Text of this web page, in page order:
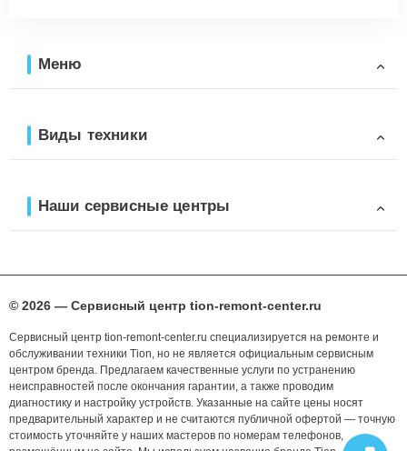
Меню
Виды техники
Наши сервисные центры
© 2026 — Сервисный центр tion-remont-center.ru
Сервисный центр tion-remont-center.ru специализируется на ремонте и
обслуживании техники Tion, но не является официальным сервисным
центром бренда. Предлагаем качественные услуги по устранению
неисправностей после окончания гарантии, а также проводим
диагностику и настройку устройств. Указанные на сайте цены носят
предварительный характер и не считаются публичной офертой — точную
стоимость уточняйте у наших мастеров по номерам телефонов,